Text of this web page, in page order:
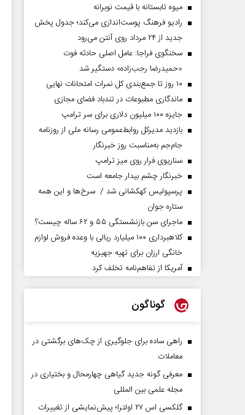
میوه تابستانه با قیمت نوبرانه
رادیو فرهنگ پوست‌اندازی می‌کند؛ جدول پخش
جدید از ۲۴ مرداد روی آنتن می‌رود
سخنگوی فراجا: عامل اصلی حادثه فوت
«حمیدرضا رجب‌زاده» دستگیر شد
۱۰ روز تا جمع‌بندی کل نمرات امتحانات نهایی
ماندگاری مطبوعات در تندباد فضای مجازی
جایزه ۱۰۰ میلیون دلاری برای سر ترامپ
بازدید مدیرکل روابط‌عمومی رسانه ملی از روزنامه
جام‌جم به‌مناسبت روز خبرنگار
سناریوی فرار روی میز ترامپ
خبرنگار چشم بیدار جامعه است
پرسپولیس کهکشانی شد / سرخ‌ها و این همه
ستاره جوان
ماجرای سن بازنشستگی ۵۵ و ۶۲ ساله چیست؟
کلاهبرداری ۱۰۰ میلیارد ریالی با وعده فروش لوازم
خانگی ارزان برای تهیه جهیزیه
آمریکا از تفاهم‌نامه تخلف کرد
گوناگون
راهی ساده برای جلوگیری از چک‌های برگشتی در
معاملات
معرفی گونه جدید گیاهی چهارمحال و بختیاری در
مجله علمی بین المللی
گلکسی اس ۲۷ اولترا؛ پیش‌نمایشی از تغییرات